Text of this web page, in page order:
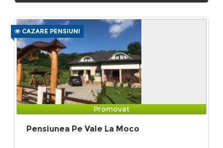
CAZARE PENSIUNI
Promovat
Pensiunea Pe Vale La Moco